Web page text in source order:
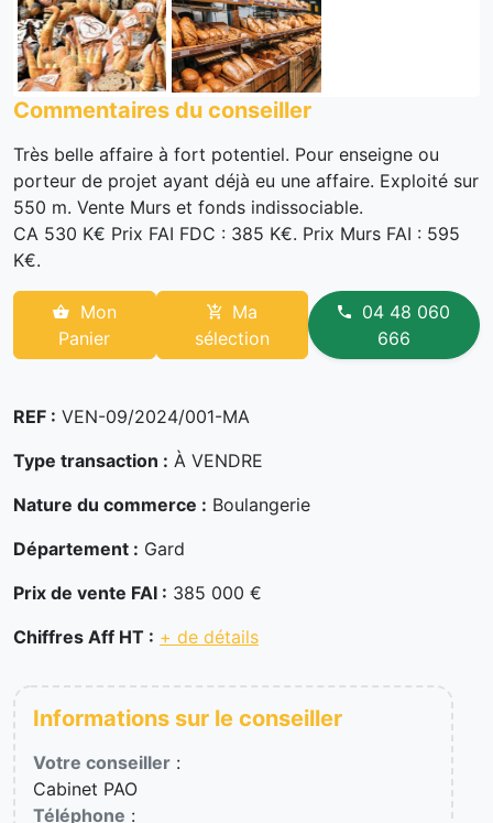
Commentaires du conseiller
Très belle affaire à fort potentiel. Pour enseigne ou
porteur de projet ayant déjà eu une affaire. Exploité sur
550 m. Vente Murs et fonds indissociable.
CA 530 K€ Prix FAI FDC : 385 K€. Prix Murs FAI : 595
K€.
Mon
Panier
Ma
sélection
04 48 060
666
REF : VEN-09/2024/001-MA
Type transaction : À VENDRE
Nature du commerce : Boulangerie
Département : Gard
Prix de vente FAI : 385 000 €
Chiffres Aff HT : + de détails
Informations sur le conseiller
Votre conseiller :
Cabinet PAO
Téléphone :